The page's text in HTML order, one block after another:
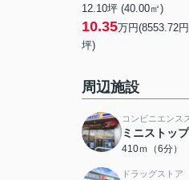
12.10坪 (40.00㎡)
10.35万円(8553.72
坪)
周辺施設
コンビニエンス
ミニストッ
410ｍ（6分）
ドラッグストア